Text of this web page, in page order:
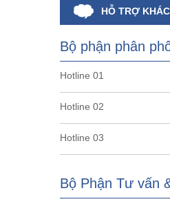
HỖ TRỢ
Bộ phận phân
Hotline 01
Hotline 02
Hotline 03
Bộ Phận Tư vấn